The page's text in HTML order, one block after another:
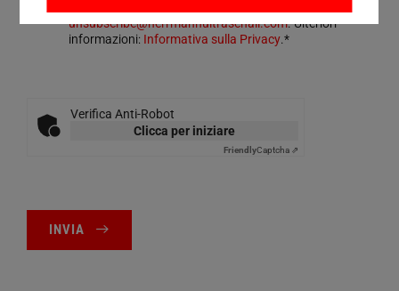
unsubscribe@herrmannultraschall.com. Ulteriori
informazioni: Informativa sulla Privacy.*
Verifica Anti-Robot
Clicca per iniziare
FriendlyCaptcha ⇗
INVIA